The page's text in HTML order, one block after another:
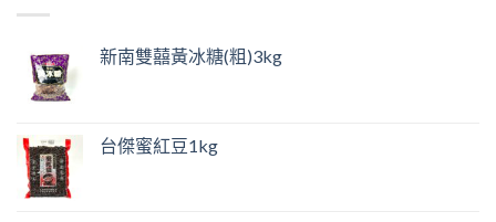
新南雙囍黃冰糖(粗)3kg
台傑蜜紅豆1kg